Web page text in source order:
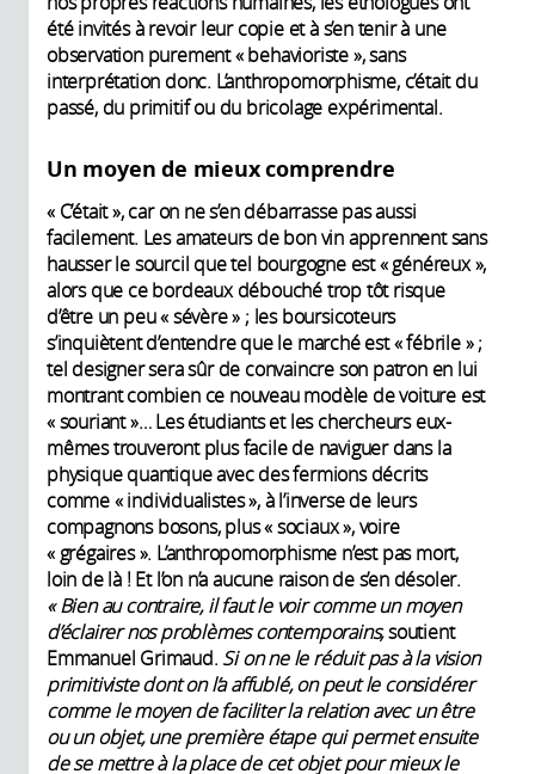
été invités à revoir leur copie et à s’en tenir à une
observation purement « behavioriste », sans
interprétation donc. L’anthropomorphisme, c’était du
passé, du primitif ou du bricolage expérimental.
Un moyen de mieux comprendre
« C’était », car on ne s’en débarrasse pas aussi
facilement. Les amateurs de bon vin apprennent sans
hausser le sourcil que tel bourgogne est « généreux »,
alors que ce bordeaux débouché trop tôt risque
d’être un peu « sévère » ; les boursicoteurs
s’inquiètent d’entendre que le marché est « fébrile » ;
tel designer sera sûr de convaincre son patron en lui
montrant combien ce nouveau modèle de voiture est
« souriant »… Les étudiants et les chercheurs eux-
mêmes trouveront plus facile de naviguer dans la
physique quantique avec des fermions décrits
comme « individualistes », à l’inverse de leurs
compagnons bosons, plus « sociaux », voire
« grégaires ». L’anthropomorphisme n’est pas mort,
loin de là ! Et l’on n’a aucune raison de s’en désoler.
« Bien au contraire, il faut le voir comme un moyen
d’éclairer nos problèmes contemporains,soutient
Emmanuel Grimaud. Si on ne le réduit pas à la vision
primitiviste dont on l’a affublé, on peut le considérer
comme le moyen de faciliter la relation avec un être
ou un objet, une première étape qui permet ensuite
de se mettre à la place de cet objet pour mieux le